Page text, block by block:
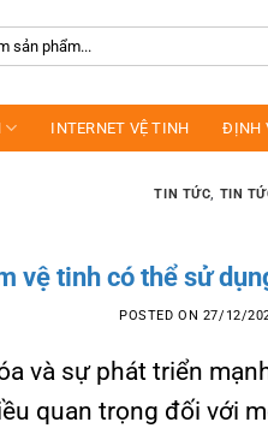
INTERNET VỆ TINH ĐỊNH
TIN TỨC, TIN
vệ tinh có thể sử
POSTED ON 27/12/
và sự phát triển
quan trọng đối với